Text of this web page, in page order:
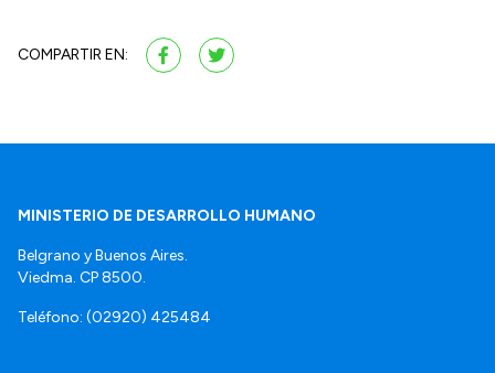
COMPARTIR EN:
MINISTERIO DE DESARROLLO HUMANO
Belgrano y Buenos Aires.
Viedma. CP 8500.
Teléfono: (02920) 425484